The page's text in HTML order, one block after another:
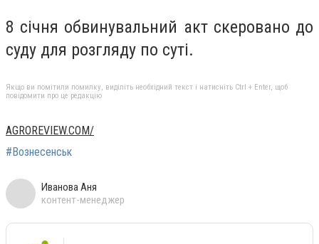
8 січня обвинувальний акт скеровано до
суду для розгляду по суті.
Якщо ви помітили помилку, виділіть необхідний текст і натисніть Ctrl + Enter, щоб
повідомити про це редакцію
AGROREVIEW.COM/
#Вознесенськ
Иванова Аня
контент-менеджер